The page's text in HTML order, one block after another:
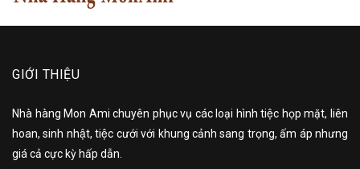
GIỚI THIỆU
Nhà hàng Mon Ami chuyên phục vụ các loại hình tiệc họp mặt, liên
hoan, sinh nhật, tiệc cưới với khung cảnh sang trọng, ấm áp nhưng
giá cả cực kỳ hấp dẫn.